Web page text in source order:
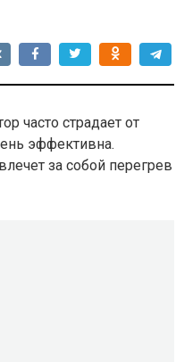
часто страдает от
эффективна.
за собой перегрев